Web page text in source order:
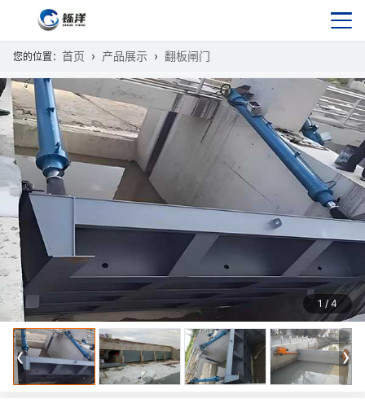
您的位置： 首页 产品展示 翻板闸门
1 / 4